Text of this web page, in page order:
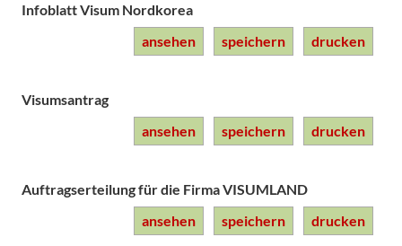
Infoblatt Visum Nordkorea
ansehen
speichern drucken
Visumsantrag
ansehen
speichern drucken
Auftragserteilung für die Firma VISUMLAND
ansehen
speichern drucken